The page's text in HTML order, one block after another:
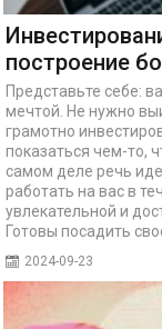
построение
Представьте себе:
мечтой. Не нужно
грамотно
показаться чем-то,
самом деле речь
работать на вас в
увлекательной и
Готовы посадить
2024-09-23